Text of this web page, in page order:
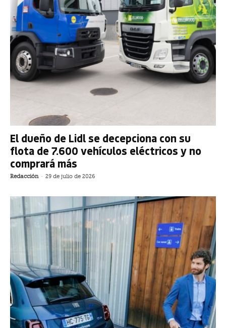
El dueño de Lidl se decepciona con su
flota de 7.600 vehículos eléctricos y no
comprará más
Redacción - 29 de julio de 2026